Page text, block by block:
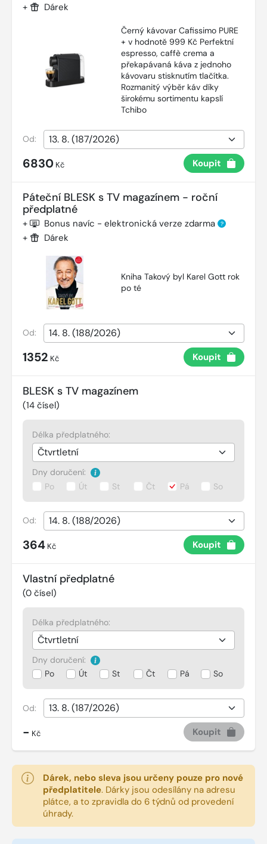
+ Dárek
Černý kávovar Cafissimo PURE
+ v hodnotě 999 Kč Perfektní
espresso, caffè crema a
překapávaná káva z jednoho
kávovaru stisknutím tlačítka.
Rozmanitý výběr káv díky
širokému sortimentu kapslí
Tchibo
Od:
6830 Kč Koupit
Páteční BLESK s TV magazínem - roční
předplatné
+ Bonus navíc - elektronická verze zdarma ?
+ Dárek
Kniha Takový byl Karel Gott rok
po té
Od:
1352 Kč Koupit
BLESK s TV magazínem
(14 čísel)
Délka předplatného:
Dny doručení:
Po
Út St Čt Pá So
Od:
364 Kč Koupit
Vlastní předplatné
(0 čísel)
Délka předplatného:
Dny doručení:
Po
Út St Čt Pá So
Od:
- Kč Koupit
Dárek, nebo sleva jsou určeny pouze pro nové
předplatitele. Dárky jsou odesílány na adresu
plátce, a to zpravidla do 6 týdnů od provedení
úhrady.